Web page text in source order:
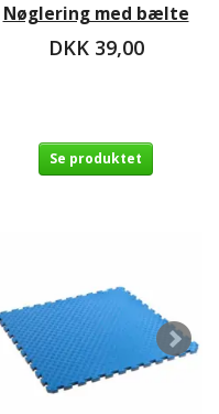
Nøglering med bælte
DKK 39,00
Se produktet